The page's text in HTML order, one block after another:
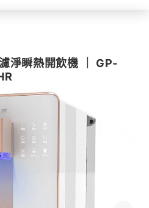
淨瞬熱開飲機
GP-